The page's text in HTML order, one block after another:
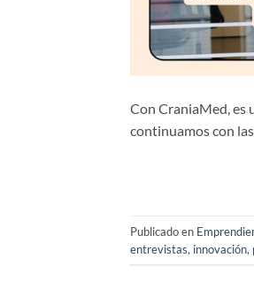
Con CraniaMed, es
continuamos con
Publicado en
entrevistas, innovación,